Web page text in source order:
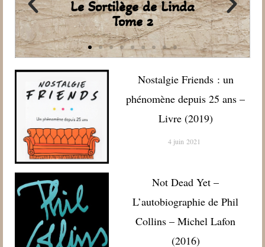
Le Sortilège de Linda
Tome 2
Nostalgie Friends : un
phénomène depuis 25 ans –
Livre (2019)
4 juin 2021
Not Dead Yet –
L’autobiographie de Phil
Collins – Michel Lafon
(2016)